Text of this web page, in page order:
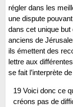
régler dans les
une dispute
dans cet unique
anciens de
ils émettent des
lettre aux
se fait l’interprète
19 Voici donc ce
créons pas de